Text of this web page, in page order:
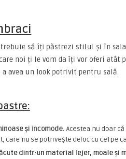
să îți păstrezi stilul și în
noi ți le vom da îți vor oferi atât
a avea un look potrivit pentru sală.
și incomode. Acestea nu doar
care nu se potrivește deloc cu cel pe
dintr-un material lejer, moale și